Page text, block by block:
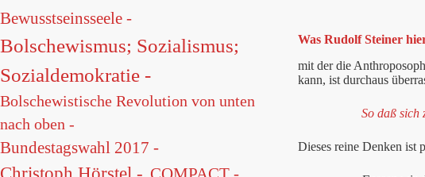
Was Rudolf Steiner
mit der die
kann, ist durchaus
So daß sich
Dieses reine Denken ist
Bewusstseinsseele -
Bolschewismus; Sozialismus;
Sozialdemokratie -
Bolschewistische Revolution von unten
nach oben -
Bundestagswahl 2017 -